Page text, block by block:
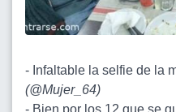
- Infaltable la selfie de la
(@Mujer_64)